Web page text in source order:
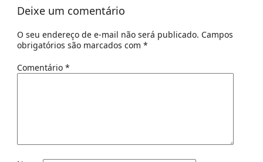
Deixe um comentário
O seu endereço de e-mail não será publicado. Campos
obrigatórios são marcados com *
Comentário *